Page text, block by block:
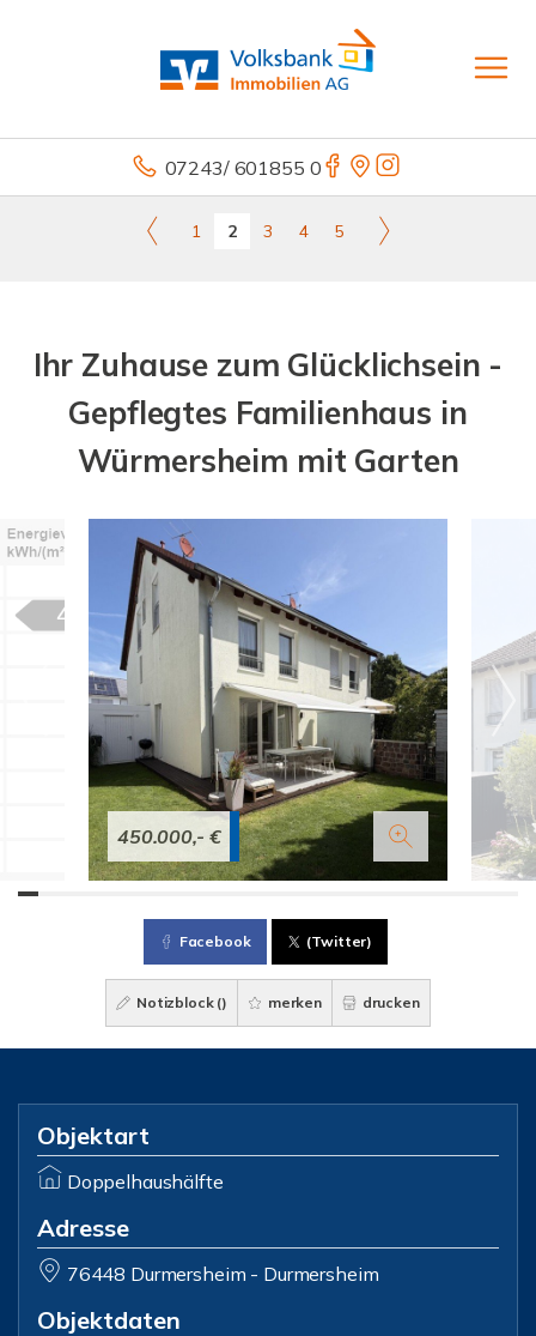
07243/ 601855 0
1 2 3 4 5
Ihr Zuhause zum Glücklichsein -
Gepflegtes Familienhaus in
Würmersheim mit Garten
450.000,- €
Facebook (Twitter)
Notizblock () merken drucken
Objektart
Doppelhaushälfte
Adresse
76448 Durmersheim - Durmersheim
Objektdaten